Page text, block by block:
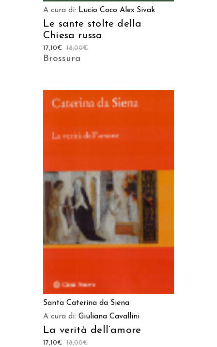
A cura di: Lucio Coco Alex Sivak
Le sante stolte della
Chiesa russa
18,00€
17,10€
Brossura
AGGIUNGI AL CARRELLO
Santa Caterina da Siena
A cura di: Giuliana Cavallini
La verità dell’amore
18,00€
17,10€